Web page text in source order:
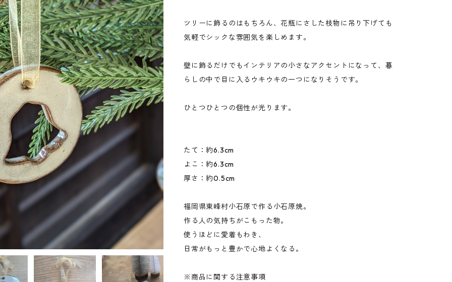
ツリーに飾るのはもちろん、花瓶にさした枝物に吊り下げても
気軽でシックな雰囲気を楽しめます。
壁に飾るだけでもインテリアの小さなアクセントになって、暮
らしの中で目に入るウキウキの一つになりそうです。
ひとつひとつの個性が光ります。
たて：約6.3cm
よこ：約6.3cm
厚さ：約0.5cm
福岡県東峰村小石原で作る小石原焼。
作る人の気持ちがこもった物。
使うほどに愛着もわき、
日常がもっと豊かで心地よくなる。
※商品に関する注意事項